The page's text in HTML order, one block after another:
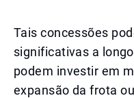
Tais concessões
significativas a
podem investir em
expansão da frota